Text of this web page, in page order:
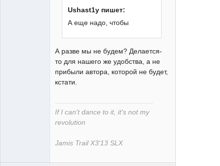
Ushast1y пишет:
А еще надо, чтобы
А разве мы не будем? Делается-
то для нашего же удобства, а не
прибыли автора, которой не будет,
кстати.
If I can't dance to it, it's not my
revolution
Jamis Trail X3'13 SLX